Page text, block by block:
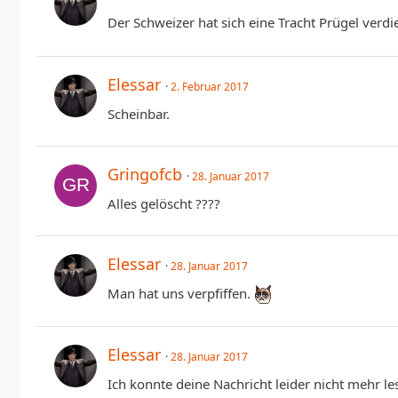
Der Schweizer hat sich eine Tracht Prügel
Elessar 2. Februar 2017
Scheinbar.
Gringofcb 28. Januar 2017
Alles gelöscht ????
Elessar 28. Januar 2017
Man hat uns verpfiffen.
Elessar 28. Januar 2017
Ich konnte deine Nachricht leider nicht mehr